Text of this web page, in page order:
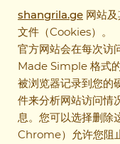
shangrila.ge 网站
文件（Cookies）。
官方网站会在每次
Made Simple 格式
被浏览器记录到您
件来分析网站访问情
息。您可以选择删除
Chrome）允许您阻